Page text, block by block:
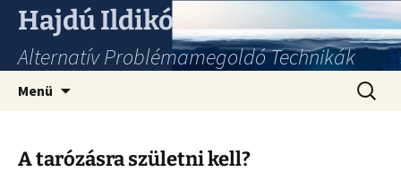
Hajdú Ildikó
Alternatív Problémamegoldó Technikák
Menü
A tarózásra születni kell?